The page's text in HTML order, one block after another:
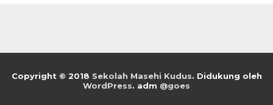
Copyright © 2018 Sekolah Masehi Kudus. Didukung oleh
WordPress. adm @goes